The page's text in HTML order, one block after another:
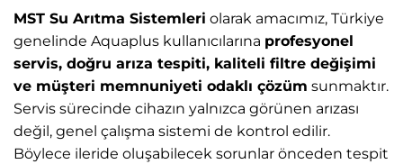
MST Su Arıtma Sistemleri olarak amacımız, Türkiye
genelinde Aquaplus kullanıcılarına profesyonel
servis, doğru arıza tespiti, kaliteli filtre değişimi
ve müşteri memnuniyeti odaklı çözüm sunmaktır.
Servis sürecinde cihazın yalnızca görünen arızası
değil, genel çalışma sistemi de kontrol edilir.
Böylece ileride oluşabilecek sorunlar önceden tespit